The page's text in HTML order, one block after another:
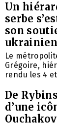
Un
serbe
son
Le
Grégoire,
rendu les 4
De
d’une
Ouchakov